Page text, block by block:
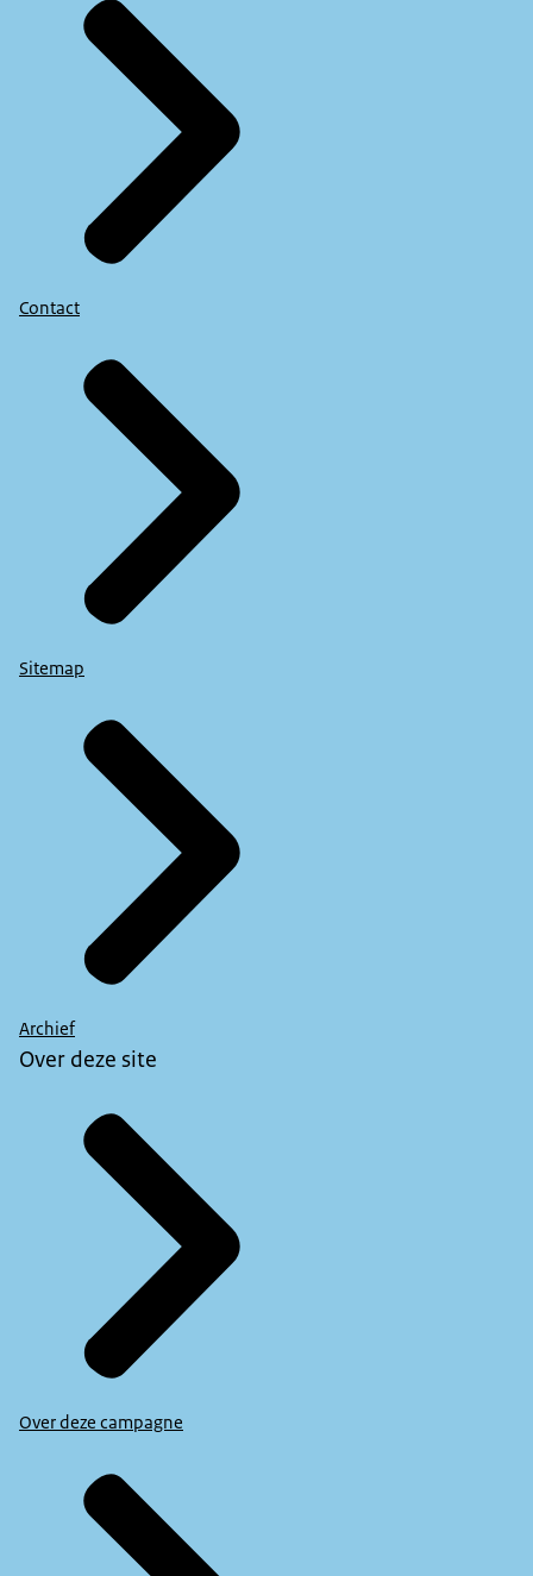
Contact
Sitemap
Archief
Over deze site
Over deze campagne